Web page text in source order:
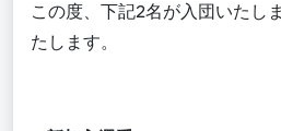
この度、下記2名が入団いたし
たします。